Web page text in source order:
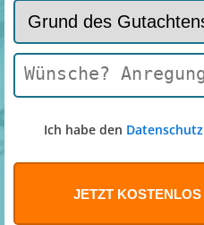
Ich habe den Datenschutz